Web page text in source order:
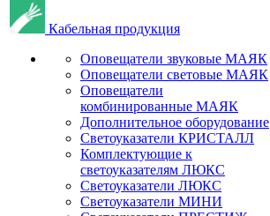
Кабельная продукция
Оповещатели звуковые МАЯК
Оповещатели световые МАЯК
Оповещатели
комбинированные МАЯК
Дополнительное оборудование
Светоуказатели КРИСТАЛЛ
Комплектующие к
светоуказателям ЛЮКС
Светоуказатели ЛЮКС
Светоуказатели МИНИ